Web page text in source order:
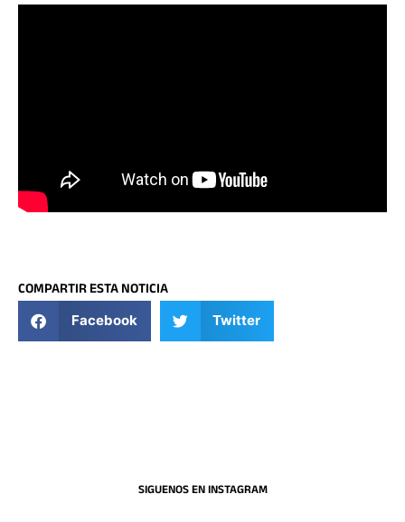
COMPARTIR ESTA NOTICIA
Facebook Twitter
SIGUENOS EN INSTAGRAM